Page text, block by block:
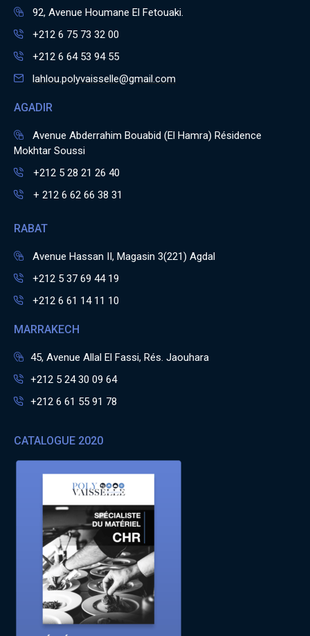
92, Avenue Houmane El Fetouaki.
+212 6 75 73 32 00
+212 6 64 53 94 55
lahlou.polyvaisselle@gmail.com
AGADIR
Avenue Abderrahim Bouabid (El Hamra) Résidence
Mokhtar Soussi
+212 5 28 21 26 40
+ 212 6 62 66 38 31
RABAT
Avenue Hassan II, Magasin 3(221) Agdal
+212 5 37 69 44 19
+212 6 61 14 11 10
MARRAKECH
45, Avenue Allal El Fassi, Rés. Jaouhara
+212 5 24 30 09 64
+212 6 61 55 91 78
CATALOGUE 2020